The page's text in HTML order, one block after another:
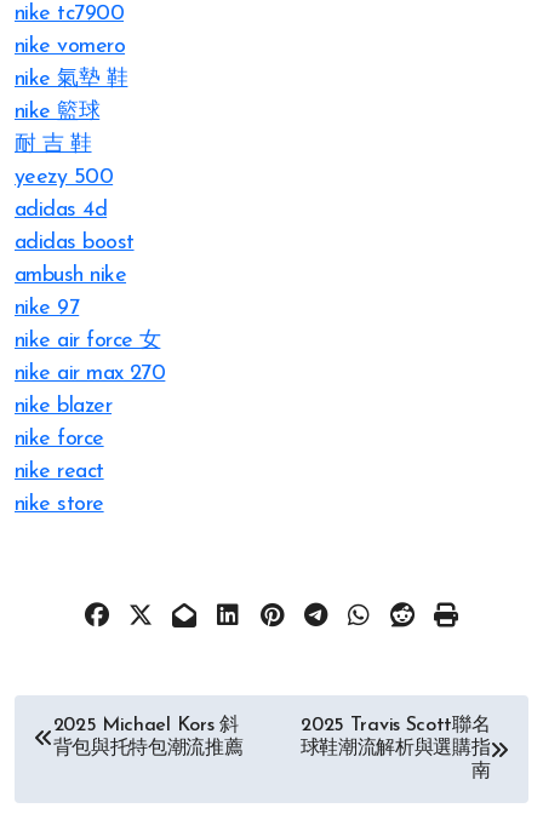
nike tc7900
nike vomero
nike 氣墊 鞋
nike 籃球
耐 吉 鞋
yeezy 500
adidas 4d
adidas boost
ambush nike
nike 97
nike air force 女
nike air max 270
nike blazer
nike force
nike react
nike store
文2025 Michael Kors 斜
背包與托特包潮流推薦
2025 Travis Scott聯名
球鞋潮流解析與選購指
南